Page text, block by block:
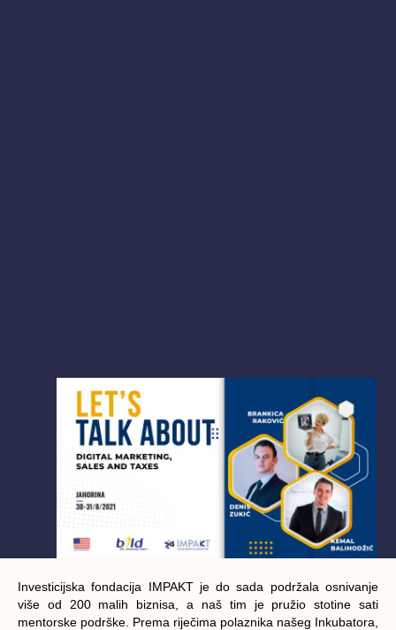
Investicijska fondacija IMPAKT je do sada podržala osnivanje
više od 200 malih biznisa, a naš tim je pružio stotine sati
mentorske podrške. Prema riječima polaznika našeg Inkubatora,